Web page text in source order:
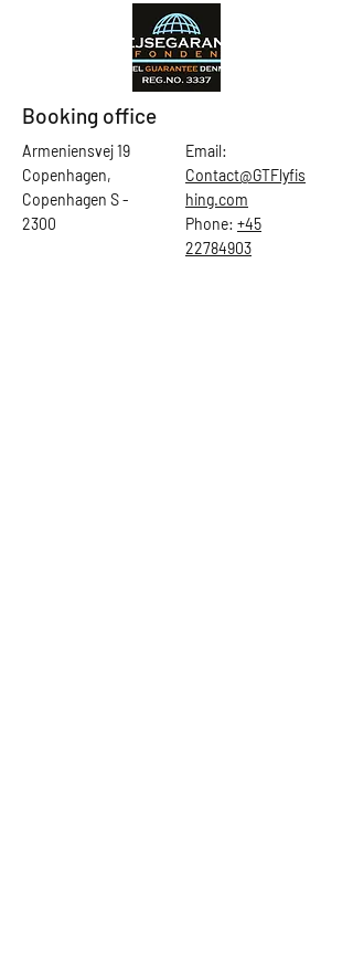
Booking office
Armeniensvej 19
Copenhagen,
Copenhagen S -
2300
Email:
Contact@GTFlyfis
hing.com
Phone: +45
22784903